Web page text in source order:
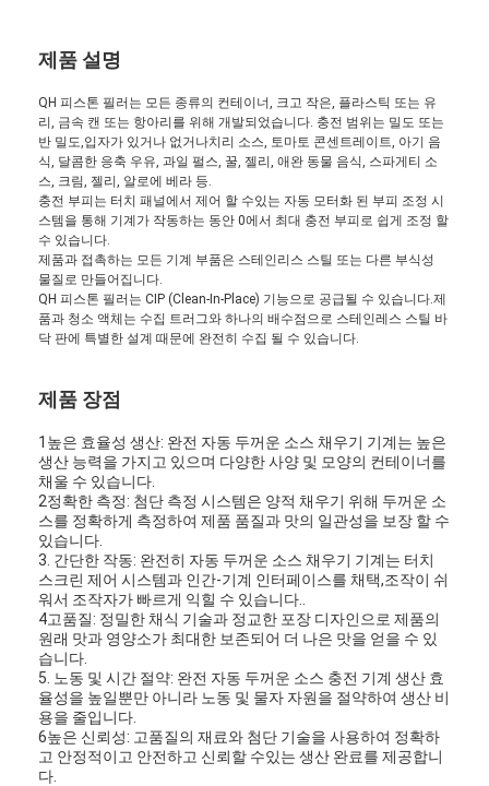
제품 소개
회사 소개
공장 투어
품질 관리
연락처
지금 채팅
충전 및 시밍 기계 가능
제품 설명
QH 피스톤 필러는 모든 종류의 컨테이너, 크고 작은, 플라스틱 또는 유
리, 금속 캔 또는 항아리를 위해 개발되었습니다. 충전 범위는 밀도 또는
반 밀도,입자가 있거나 없거나치리 소스, 토마토 콘센트레이트, 아기 음
식, 달콤한 응축 우유, 과일 펄스, 꿀, 젤리, 애완 동물 음식, 스파게티 소
스, 크림, 젤리, 알로에 베라 등.
충전 부피는 터치 패널에서 제어 할 수있는 자동 모터화 된 부피 조정 시
스템을 통해 기계가 작동하는 동안 0에서 최대 충전 부피로 쉽게 조정 할
수 있습니다.
제품과 접촉하는 모든 기계 부품은 스테인리스 스틸 또는 다른 부식성
물질로 만들어집니다.
QH 피스톤 필러는 CIP (Clean-In-Place) 기능으로 공급될 수 있습니다.제
품과 청소 액체는 수집 트러그와 하나의 배수점으로 스테인레스 스틸 바
닥 판에 특별한 설계 때문에 완전히 수집 될 수 있습니다.
제품 장점
1높은 효율성 생산: 완전 자동 두꺼운 소스 채우기 기계는 높은
생산 능력을 가지고 있으며 다양한 사양 및 모양의 컨테이너를
채울 수 있습니다.
2정확한 측정: 첨단 측정 시스템은 양적 채우기 위해 두꺼운 소
스를 정확하게 측정하여 제품 품질과 맛의 일관성을 보장 할 수
있습니다.
3. 간단한 작동: 완전히 자동 두꺼운 소스 채우기 기계는 터치
스크린 제어 시스템과 인간-기계 인터페이스를 채택,조작이 쉬
워서 조작자가 빠르게 익힐 수 있습니다..
4고품질: 정밀한 채식 기술과 정교한 포장 디자인으로 제품의
원래 맛과 영양소가 최대한 보존되어 더 나은 맛을 얻을 수 있
습니다.
5. 노동 및 시간 절약: 완전 자동 두꺼운 소스 충전 기계 생산 효
율성을 높일뿐만 아니라 노동 및 물자 자원을 절약하여 생산 비
용을 줄입니다.
6높은 신뢰성: 고품질의 재료와 첨단 기술을 사용하여 정확하
고 안정적이고 안전하고 신뢰할 수있는 생산 완료를 제공합니
다.